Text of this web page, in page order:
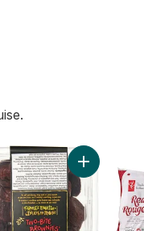
au panier
1 lb au panierAjouter